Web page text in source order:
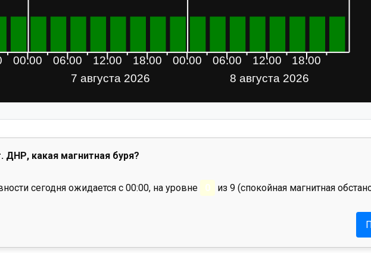
ДНР, какая магнитная буря?
сегодня ожидается с 00:00, на уровне 0 из 9 (спокойная магнитная